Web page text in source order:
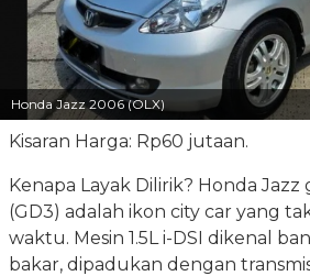
Honda Jazz 2006 (OLX)
Kisaran Harga: Rp60 jutaan.
Kenapa Layak Dilirik? Honda Jazz
(GD3) adalah ikon city car yang
waktu. Mesin 1.5L i-DSI dikenal
bakar, dipadukan dengan